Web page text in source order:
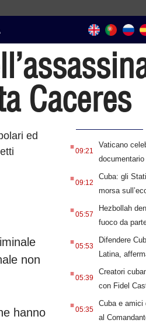
Caceres
ed
non
hanno
.09:21
Vaticano
documentario
.09:12
Cuba: gli
morsa
.05:57
Hezbollah
fuoco da
.05:53
Difendere
Latina,
.05:39
Creatori
con Fidel
.05:35
Cuba e amici
al